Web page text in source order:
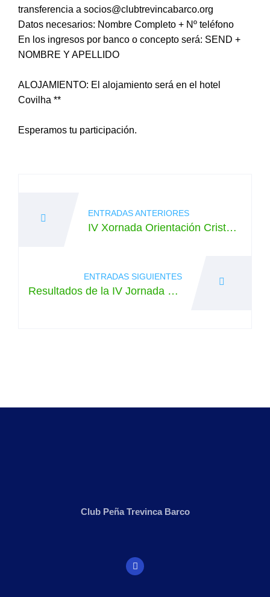
transferencia a socios@clubtrevincabarco.org
Datos necesarios: Nombre Completo + Nº teléfono
En los ingresos por banco o concepto será: SEND +
NOMBRE Y APELLIDO
ALOJAMIENTO: El alojamiento será en el hotel
Covilha **
Esperamos tu participación.
entradas
ENTRADAS ANTERIORES
IV Xornada Orientación Cristo 2
ENTRADAS SIGUIENTES
Resultados de la IV Jornada Ori
Club Peña Trevinca Barco